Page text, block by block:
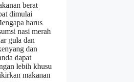
berat
dimulai
harus
nasi merah
gula dan
dan
dapat
lebih khusu
makanan